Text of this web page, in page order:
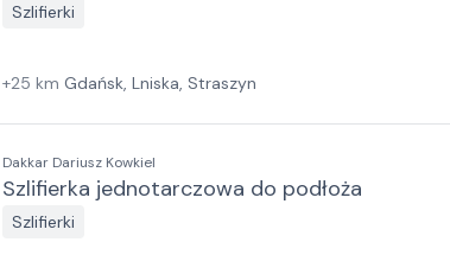
Szlifierki
+25 km Gdańsk, Lniska, Straszyn
Dakkar Dariusz Kowkiel
Szlifierka jednotarczowa do podłoża
Szlifierki